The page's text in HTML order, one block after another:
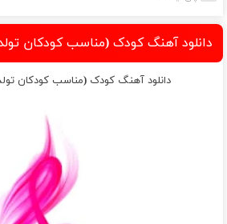
دانلود آهنگ کودک (مناسب کودکان
دانلود آهنگ کودک (مناسب کودکان